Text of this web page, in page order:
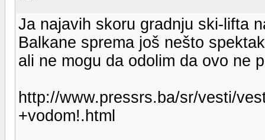
Ja najavih skoru gradnju ski-lifta
Balkane sprema još nešto
ali ne mogu da odolim da ovo ne
http://www.pressrs.ba/sr/vesti/
+vodom!.html